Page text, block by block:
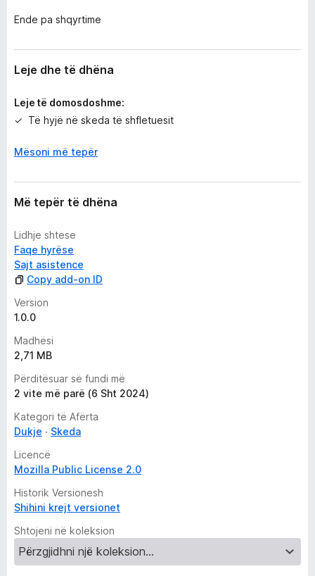
r
s
i
e
Ende pa shqyrtime
Leje dhe të dhëna
Leje të domosdoshme:
Të hyjë në skeda të shfletuesit
Mësoni më tepër
Më tepër të dhëna
Lidhje shtese
Faqe hyrëse
Sajt asistence
Copy add-on ID
Version
1.0.0
Madhësi
2,71 MB
Përditësuar së fundi më
2 vite më parë (6 Sht 2024)
Kategori të Afërta
Dukje
Skeda
Licencë
Mozilla Public License 2.0
Historik Versionesh
Shihini krejt versionet
Shtojeni në koleksion